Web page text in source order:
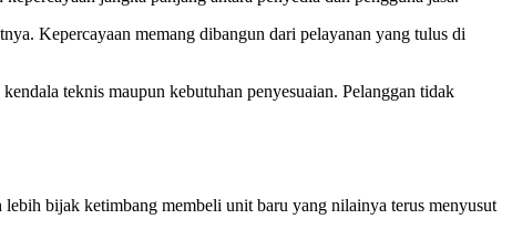
Kepercayaan memang dibangun dari pelayanan yang tulus di
teknis maupun kebutuhan penyesuaian. Pelanggan tidak
bijak ketimbang membeli unit baru yang nilainya terus menyusut